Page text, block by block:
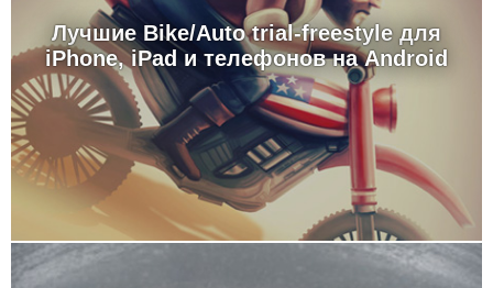
Лучшие Bike/Auto trial-freestyle для
iPhone, iPad и телефонов на Android